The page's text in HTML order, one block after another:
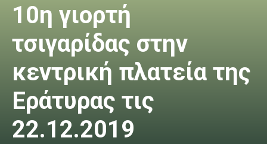
10η γιορτή
τσιγαρίδας στην
κεντρική πλατεία της
Εράτυρας τις
22.12.2019